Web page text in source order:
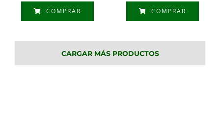
COMPRAR COMPRAR
CARGAR MÁS PRODUCTOS